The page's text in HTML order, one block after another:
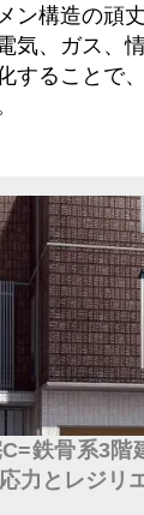
ン構造の頑
気、ガス、
することで
鉄骨系3階
力とレジリ